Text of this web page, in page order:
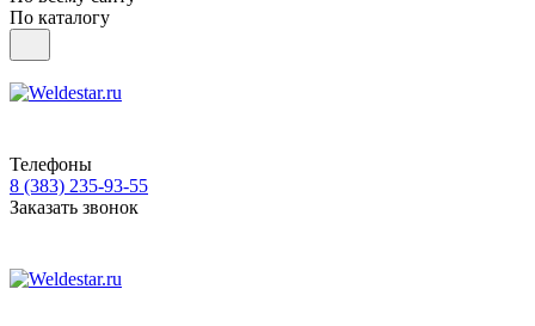
По каталогу
Телефоны
8 (383) 235-93-55
Заказать звонок